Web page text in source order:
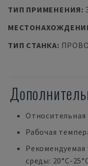
ТИП ПРИМЕНЕНИЯ:
ТИП СТАНКА:
Рабочая
среды: 20°C-